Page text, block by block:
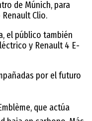
de Múnich, para
Clio.
el público también
y Renault 4 E-
por el futuro
que actúa